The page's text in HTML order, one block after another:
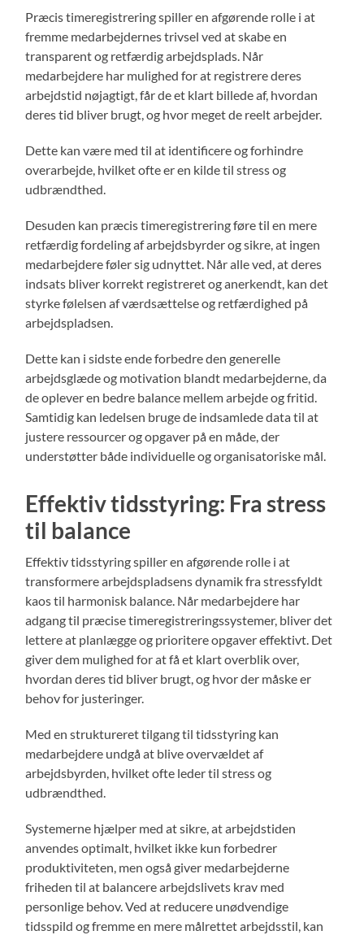
Præcis timeregistrering spiller en afgørende rolle i at
fremme medarbejdernes trivsel ved at skabe en
transparent og retfærdig arbejdsplads. Når
medarbejdere har mulighed for at registrere deres
arbejdstid nøjagtigt, får de et klart billede af, hvordan
deres tid bliver brugt, og hvor meget de reelt arbejder.
Dette kan være med til at identificere og forhindre
overarbejde, hvilket ofte er en kilde til stress og
udbrændthed.
Desuden kan præcis timeregistrering føre til en mere
retfærdig fordeling af arbejdsbyrder og sikre, at ingen
medarbejdere føler sig udnyttet. Når alle ved, at deres
indsats bliver korrekt registreret og anerkendt, kan det
styrke følelsen af værdsættelse og retfærdighed på
arbejdspladsen.
Dette kan i sidste ende forbedre den generelle
arbejdsglæde og motivation blandt medarbejderne, da
de oplever en bedre balance mellem arbejde og fritid.
Samtidig kan ledelsen bruge de indsamlede data til at
justere ressourcer og opgaver på en måde, der
understøtter både individuelle og organisatoriske mål.
Effektiv tidsstyring: Fra stress
til balance
Effektiv tidsstyring spiller en afgørende rolle i at
transformere arbejdspladsens dynamik fra stressfyldt
kaos til harmonisk balance. Når medarbejdere har
adgang til præcise timeregistreringssystemer, bliver det
lettere at planlægge og prioritere opgaver effektivt. Det
giver dem mulighed for at få et klart overblik over,
hvordan deres tid bliver brugt, og hvor der måske er
behov for justeringer.
Med en struktureret tilgang til tidsstyring kan
medarbejdere undgå at blive overvældet af
arbejdsbyrden, hvilket ofte leder til stress og
udbrændthed.
Systemerne hjælper med at sikre, at arbejdstiden
anvendes optimalt, hvilket ikke kun forbedrer
produktiviteten, men også giver medarbejderne
friheden til at balancere arbejdslivets krav med
personlige behov. Ved at reducere unødvendige
tidsspild og fremme en mere målrettet arbejdsstil, kan